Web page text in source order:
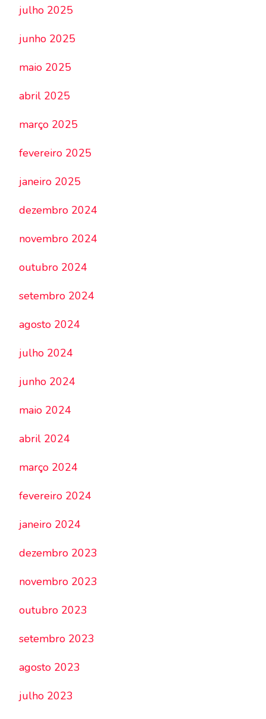
julho 2025
junho 2025
maio 2025
abril 2025
março 2025
fevereiro 2025
janeiro 2025
dezembro 2024
novembro 2024
outubro 2024
setembro 2024
agosto 2024
julho 2024
junho 2024
maio 2024
abril 2024
março 2024
fevereiro 2024
janeiro 2024
dezembro 2023
novembro 2023
outubro 2023
setembro 2023
agosto 2023
julho 2023